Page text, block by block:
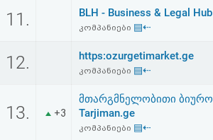
11. BLH - Business & Legal Hub
კომპანიები ▤⇠
12. https:ozurgetimarket.ge
კომპანიები ▤⇠
13. +3
მთარგმნელობითი ბიურო
Tarjiman.ge
კომპანიები ▤⇠